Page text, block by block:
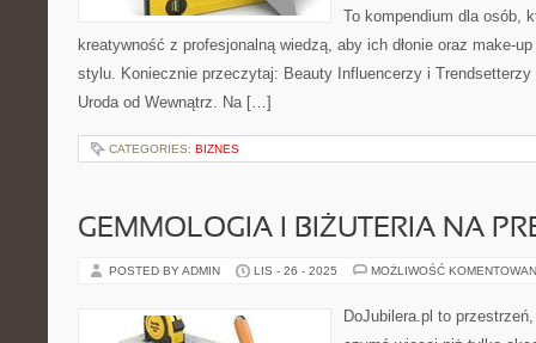
To kompendium dla osób,
kreatywność z profesjonalną wiedzą, aby ich dłonie oraz make-
stylu. Koniecznie przeczytaj: Beauty Influencerzy i
Uroda od Wewnątrz. Na […]
CATEGORIES: BIZNES
GEMMOLOGIA I BIŻUTERIA NA
POSTED BY ADMIN LIS - 26 - 2025 MOŻLIWOŚĆ
DoJubilera.pl to